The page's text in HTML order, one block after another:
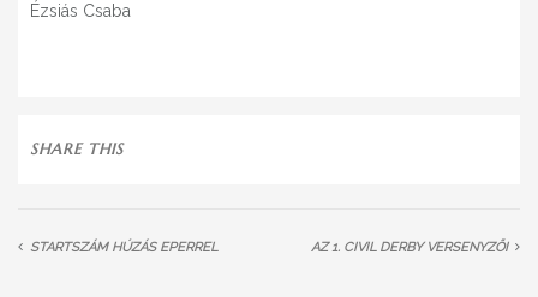
Ézsiás Csaba
SHARE THIS
STARTSZÁM HÚZÁS EPERREL AZ 1. CIVIL DERBY VERSENYZŐI